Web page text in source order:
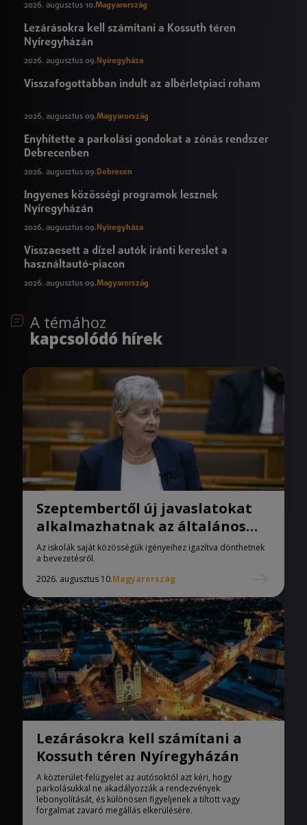
2026. augusztus 10.Magyarország
Lezárásokra kell számítani a Kossuth téren
Nyíregyházán
2026. augusztus 09. Nyíregyháza
Visszafogottabban indult az albérletpiaci roham
2026. augusztus 09.Magyarország
Enyhítette a parkolási gondokat a zónás rendszer
Debrecenben
2026. augusztus 09.Debrecen
Ingyenes közösségi programok lesznek
Nyíregyházán
2026. augusztus 09. Nyíregyháza
Visszaesett a dízel autók iránti kereslet a
használtautó-piacon
2026. augusztus 09.Magyarország
A témához
kapcsolódó hírek
Szeptembertől új javaslatokat
alkalmazhatnak az általános
iskolák
Az iskolák saját közösségük igényeihez igazítva dönthetnek
a bevezetésről.
2026. augusztus 10.Magyarország
Lezárásokra kell számítani a
Kossuth téren Nyíregyházán
A közterület-felügyelet az autósoktól azt kéri, hogy
parkolásukkal ne akadályozzák a rendezvények
lebonyolítását, és különösen figyeljenek a tiltott vagy
forgalmat zavaró megállás elkerülésére.